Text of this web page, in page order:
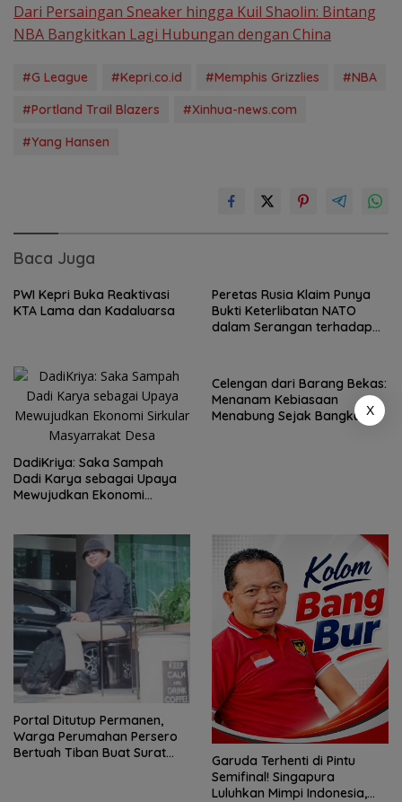
Dari Persaingan Sneaker hingga Kuil Shaolin: Bintang
NBA Bangkitkan Lagi Hubungan dengan China
#G League #Kepri.co.id #Memphis Grizzlies
#NBA
#Portland Trail Blazers
#Xinhua-news.com
#Yang Hansen
Baca Juga
PWI Kepri Buka Reaktivasi
KTA Lama dan Kadaluarsa
Peretas Rusia Klaim Punya
Bukti Keterlibatan NATO
dalam Serangan terhadap
DadiKriya: Saka Sampah
Dadi Karya sebagai Upaya
Mewujudkan Ekonomi
Celengan dari Barang Bekas:
Menanam Kebiasaan
Menabung Sejak Bangku
Portal Ditutup Permanen,
Warga Perumahan Persero
Bertuah Tiban Buat Surat
Garuda Terhenti di Pintu
Semifinal! Singapura
Luluhkan Mimpi Indonesia,
X